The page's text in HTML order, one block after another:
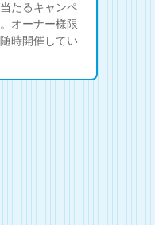
たるキャンペ
オーナー様限
時開催してい